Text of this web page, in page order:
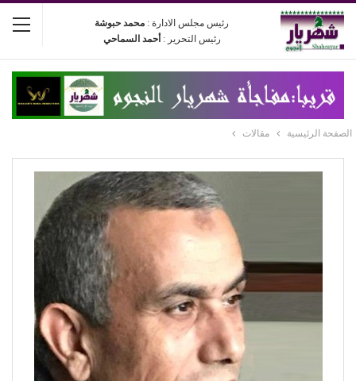
رئيس مجلس الادارة : محمد حبوشة
رئيس التحرير : أحمد السماحي
الصفحة الرئيسية مقالات